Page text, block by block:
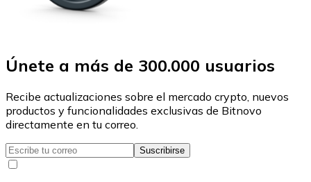
Únete a más de 300.000 usuarios
Recibe actualizaciones sobre el mercado crypto, nuevos
productos y funcionalidades exclusivas de Bitnovo
directamente en tu correo.
Suscribirse